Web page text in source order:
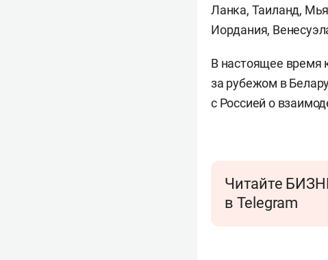
Ланка, Таиланд,
Иордания,
В настоящее время
за рубежом в
с Россией о
Читайте
в Telegram